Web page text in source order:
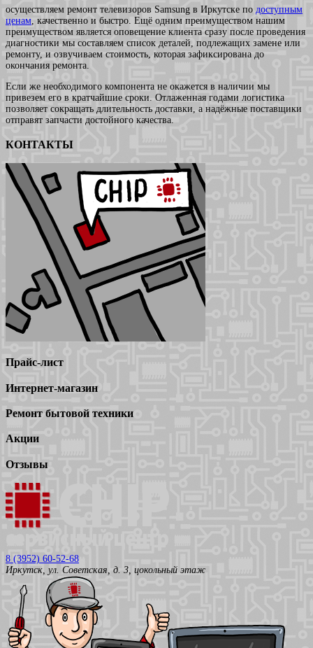
осуществляем ремонт телевизоров Samsung в Иркутске по доступным
ценам, качественно и быстро. Ещё одним преимуществом нашим
преимуществом является оповещение клиента сразу после проведения
диагностики мы составляем список деталей, подлежащих замене или
ремонту, и озвучиваем стоимость, которая зафиксирована до
окончания ремонта.
Если же необходимого компонента не окажется в наличии мы
привезем его в кратчайшие сроки. Отлаженная годами логистика
позволяет сокращать длительность доставки, а надёжные поставщики
отправят запчасти достойного качества.
КОНТАКТЫ
Прайс-лист
Интернет-магазин
Ремонт бытовой техники
Акции
Отзывы
8 (3952) 60-52-68
Иркутск, ул. Советская, д. 3, цокольный этаж